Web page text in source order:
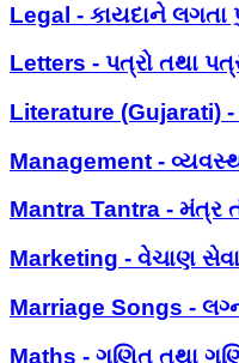
Legal - કાયદાને લગતા
Letters - પત્રો તથા
Literature (Gujarati) -
Management -
Mantra Tantra - મંત્ર
Marketing - વેચાણ સેવા
Marriage Songs -
Maths - ગણિત તથા